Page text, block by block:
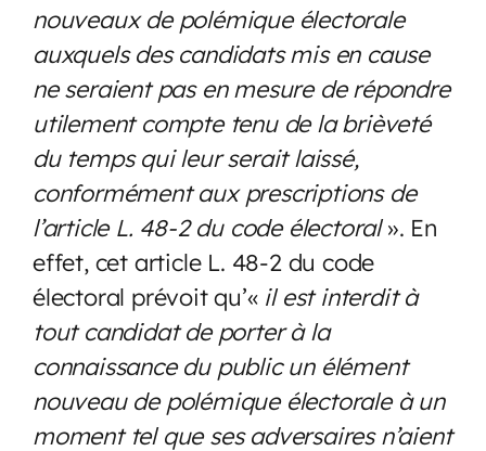
nouveaux de polémique électorale
auxquels des candidats mis en cause
ne seraient pas en mesure de répondre
utilement compte tenu de la brièveté
du temps qui leur serait laissé,
conformément aux prescriptions de
l’article L. 48-2 du code électoral». En
effet, cet article L. 48-2 du code
électoral prévoit qu’«il est interdit à
tout candidat de porter à la
connaissance du public un élément
nouveau de polémique électorale à un
moment tel que ses adversaires n’aient